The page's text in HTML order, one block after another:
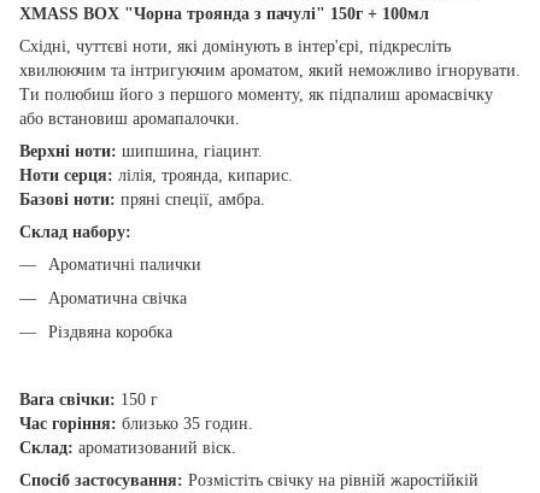
XMASS BOX "Чорна троянда з пачулі" 150г + 100мл
Східні, чуттєві ноти, які домінують в інтер'єрі, підкресліть
хвилюючим та інтригуючим ароматом, який неможливо ігнорувати.
Ти полюбиш його з першого моменту, як підпалиш аромасвічку
або встановиш аромапалочки.
Верхні ноти: шипшина, гіацинт.
Ноти серця: лілія, троянда, кипарис.
Базові ноти: пряні спеції, амбра.
Склад набору:
Ароматичні палички
Ароматична свічка
Різдвяна коробка
Вага свічки: 150 г
Час горіння: близько 35 годин.
Склад: ароматизований віск.
Спосіб застосування: Розмістіть свічку на рівній жаростійкій